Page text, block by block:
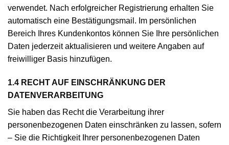
verwendet. Nach erfolgreicher Registrierung erhalten Sie
automatisch eine Bestätigungsmail. Im persönlichen
Bereich Ihres Kundenkontos können Sie Ihre persönlichen
Daten jederzeit aktualisieren und weitere Angaben auf
freiwilliger Basis hinzufügen.
1.4 RECHT AUF EINSCHRÄNKUNG DER
DATENVERARBEITUNG
Sie haben das Recht die Verarbeitung ihrer
personenbezogenen Daten einschränken zu lassen, sofern
– Sie die Richtigkeit Ihrer personenbezogenen Daten